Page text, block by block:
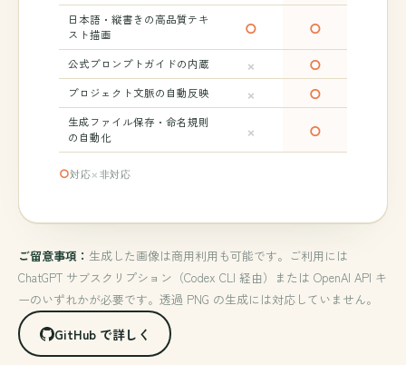
日本語・縦書きの高品質テキ
スト描画
○ ○
公式プロンプトガイドの内蔵 × ○
プロジェクト文脈の自動反映 × ○
生成ファイル保存・命名規則
の自動化
× ○
○対応× 非対応
ご留意事項： 生成した画像は商用利用も可能です。ご利用には
ChatGPT サブスクリプション（Codex CLI 経由）または OpenAI API キ
ーのいずれかが必要です。透過 PNG の生成には対応していません。
GitHub で詳しく